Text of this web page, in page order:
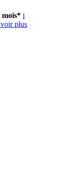
mois* i
plus